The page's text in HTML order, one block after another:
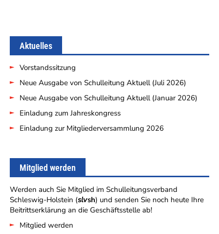
Aktuelles
Vorstandssitzung
Neue Ausgabe von Schulleitung Aktuell (Juli 2026)
Neue Ausgabe von Schulleitung Aktuell (Januar 2026)
Einladung zum Jahreskongress
Einladung zur Mitgliederversammlung 2026
Mitglied werden
Werden auch Sie Mitglied im Schulleitungsverband
Schleswig-Holstein (slvsh) und senden Sie noch heute Ihre
Beitrittserklärung an die Geschäftsstelle ab!
Mitglied werden